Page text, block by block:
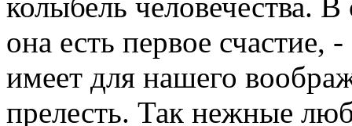
она есть первое счастие,
имеет для нашего
прелесть. Так нежные